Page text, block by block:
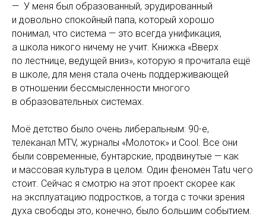
— У меня был образованный, эрудированный
и довольно спокойный папа, который хорошо
понимал, что система — это всегда унификация,
а школа никого ничему не учит. Книжка «Вверх
по лестнице, ведущей вниз», которую я прочитала ещё
в школе, для меня стала очень поддерживающей
в отношении бессмысленности многого
в образовательных системах.
Моё детство было очень либеральным: 90-е,
телеканал МTV, журналы «Молоток» и Cool. Все они
были современные, бунтарские, продвинутые — как
и массовая культура в целом. Один феномен Tatu чего
стоит. Сейчас я смотрю на этот проект скорее как
на эксплуатацию подростков, а тогда с точки зрения
духа свободы это, конечно, было большим событием.